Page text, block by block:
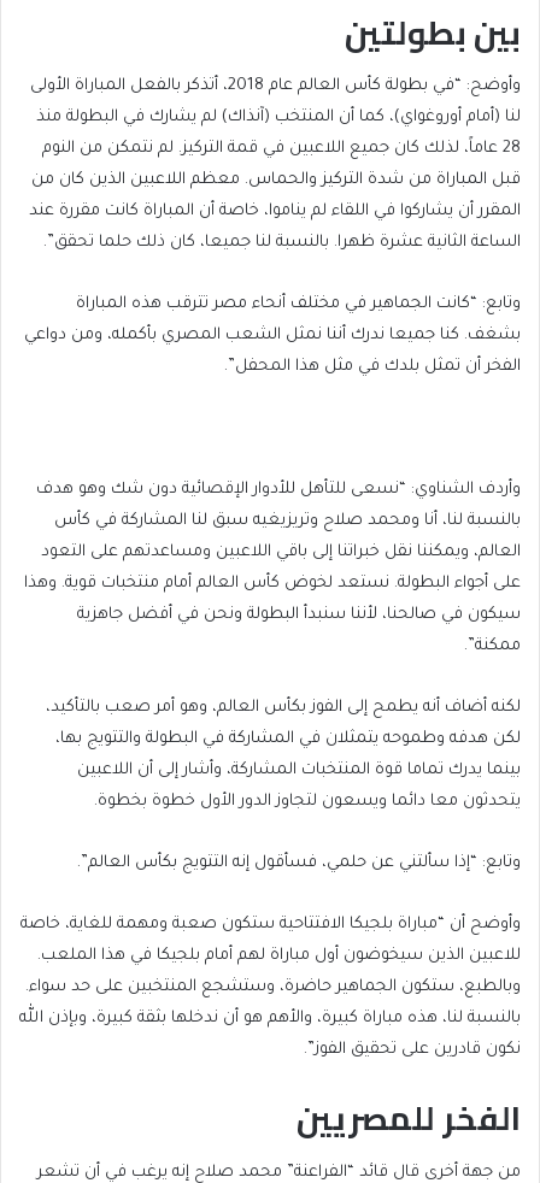
بين بطولتين
وأوضح: “في بطولة كأس العالم عام 2018، أتذكر بالفعل المباراة الأولى
لنا (أمام أوروغواي)، كما أن المنتخب (آنذاك) لم يشارك في البطولة منذ
28 عاماً، لذلك كان جميع اللاعبين في قمة التركيز. لم نتمكن من النوم
قبل المباراة من شدة التركيز والحماس. معظم اللاعبين الذين كان من
المقرر أن يشاركوا في اللقاء لم يناموا، خاصة أن المباراة كانت مقررة عند
الساعة الثانية عشرة ظهرا. بالنسبة لنا جميعا، كان ذلك حلما تحقق”.
وتابع: “كانت الجماهير في مختلف أنحاء مصر تترقب هذه المباراة
بشغف. كنا جميعا ندرك أننا نمثل الشعب المصري بأكمله، ومن دواعي
الفخر أن تمثل بلدك في مثل هذا المحفل”.
وأردف الشناوي: “نسعى للتأهل للأدوار الإقصائية دون شك وهو هدف
بالنسبة لنا، أنا ومحمد صلاح وتريزيغيه سبق لنا المشاركة في كأس
العالم، ويمكننا نقل خبراتنا إلى باقي اللاعبين ومساعدتهم على التعود
على أجواء البطولة. نستعد لخوض كأس العالم أمام منتخبات قوية. وهذا
سيكون في صالحنا، لأننا سنبدأ البطولة ونحن في أفضل جاهزية
ممكنة”.
لكنه أضاف أنه يطمح إلى الفوز بكأس العالم، وهو أمر صعب بالتأكيد،
لكن هدفه وطموحه يتمثلان في المشاركة في البطولة والتتويج بها،
بينما يدرك تماما قوة المنتخبات المشاركة، وأشار إلى أن اللاعبين
يتحدثون معا دائما ويسعون لتجاوز الدور الأول خطوة بخطوة.
وتابع: “إذا سألتني عن حلمي، فسأقول إنه التتويج بكأس العالم”.
وأوضح أن “مباراة بلجيكا الافتتاحية ستكون صعبة ومهمة للغاية، خاصة
للاعبين الذين سيخوضون أول مباراة لهم أمام بلجيكا في هذا الملعب.
وبالطبع، ستكون الجماهير حاضرة، وستشجع المنتخبين على حد سواء.
بالنسبة لنا، هذه مباراة كبيرة، والأهم هو أن ندخلها بثقة كبيرة، وبإذن الله
نكون قادرين على تحقيق الفوز”.
الفخر للمصريين
من جهة أخرى قال ⁠⁠⁠⁠⁠⁠⁠⁠قائد “الفراعنة” محمد صلاح ⁠⁠⁠⁠⁠⁠⁠⁠إنه يرغب في أن تشعر